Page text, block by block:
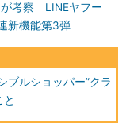
が考察 LINEヤフー
新機能第3弾
ブルショッパー”クラ